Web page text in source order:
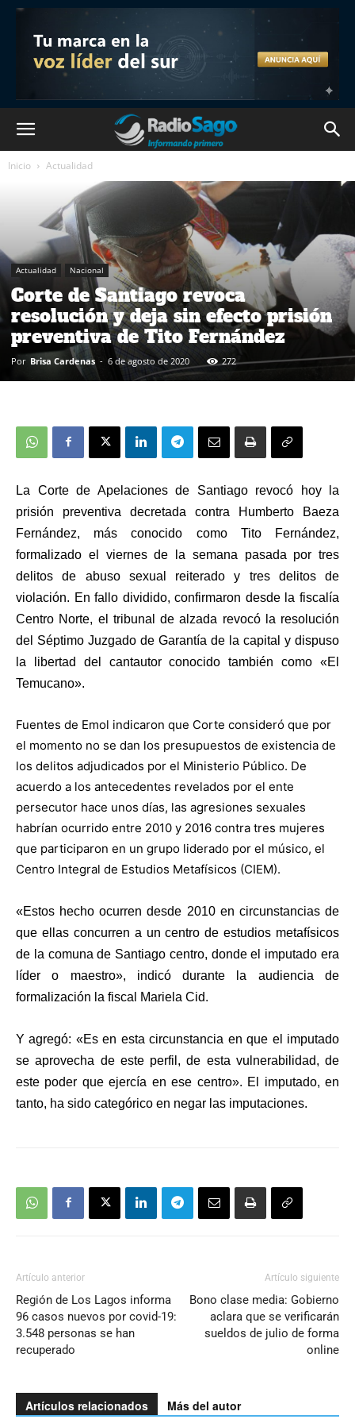
Inicio Actualidad
Actualidad Nacional
Corte de Santiago revoca
resolución y deja sin efecto prisión
preventiva de Tito Fernández
Por Brisa Cardenas - 6 de agosto de 2020 272
La Corte de Apelaciones de Santiago revocó hoy la
prisión preventiva decretada contra Humberto Baeza
Fernández, más conocido como Tito Fernández,
formalizado el viernes de la semana pasada por tres
delitos de abuso sexual reiterado y tres delitos de
violación. En fallo dividido, confirmaron desde la fiscalía
Centro Norte, el tribunal de alzada revocó la resolución
del Séptimo Juzgado de Garantía de la capital y dispuso
la libertad del cantautor conocido también como «El
Temucano».
Fuentes de Emol indicaron que Corte consideró que por
el momento no se dan los presupuestos de existencia de
los delitos adjudicados por el Ministerio Público. De
acuerdo a los antecedentes revelados por el ente
persecutor hace unos días, las agresiones sexuales
habrían ocurrido entre 2010 y 2016 contra tres mujeres
que participaron en un grupo liderado por el músico, el
Centro Integral de Estudios Metafísicos (CIEM).
«Estos hecho ocurren desde 2010 en circunstancias de
que ellas concurren a un centro de estudios metafísicos
de la comuna de Santiago centro, donde el imputado era
líder o maestro», indicó durante la audiencia de
formalización la fiscal Mariela Cid.
Y agregó: «Es en esta circunstancia en que el imputado
se aprovecha de este perfil, de esta vulnerabilidad, de
este poder que ejercía en ese centro». El imputado, en
tanto, ha sido categórico en negar las imputaciones.
Artículo anterior
Región de Los Lagos informa
96 casos nuevos por covid-19:
3.548 personas se han
recuperado
Artículo siguiente
Bono clase media: Gobierno
aclara que se verificarán
sueldos de julio de forma
online
Artículos relacionados Más del autor